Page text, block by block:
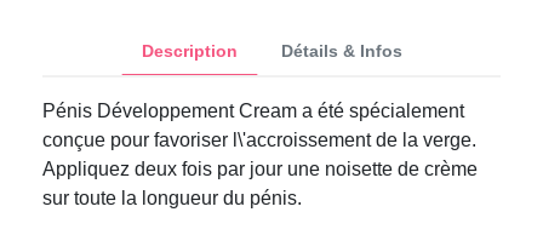
Description Détails & Infos
Pénis Développement Cream a été spécialement
conçue pour favoriser l\'accroissement de la verge.
Appliquez deux fois par jour une noisette de crème
sur toute la longueur du pénis.